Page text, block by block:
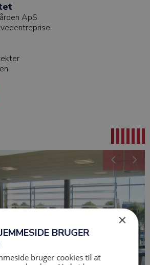
ApS
×
BRUGER
bruger cookies til at